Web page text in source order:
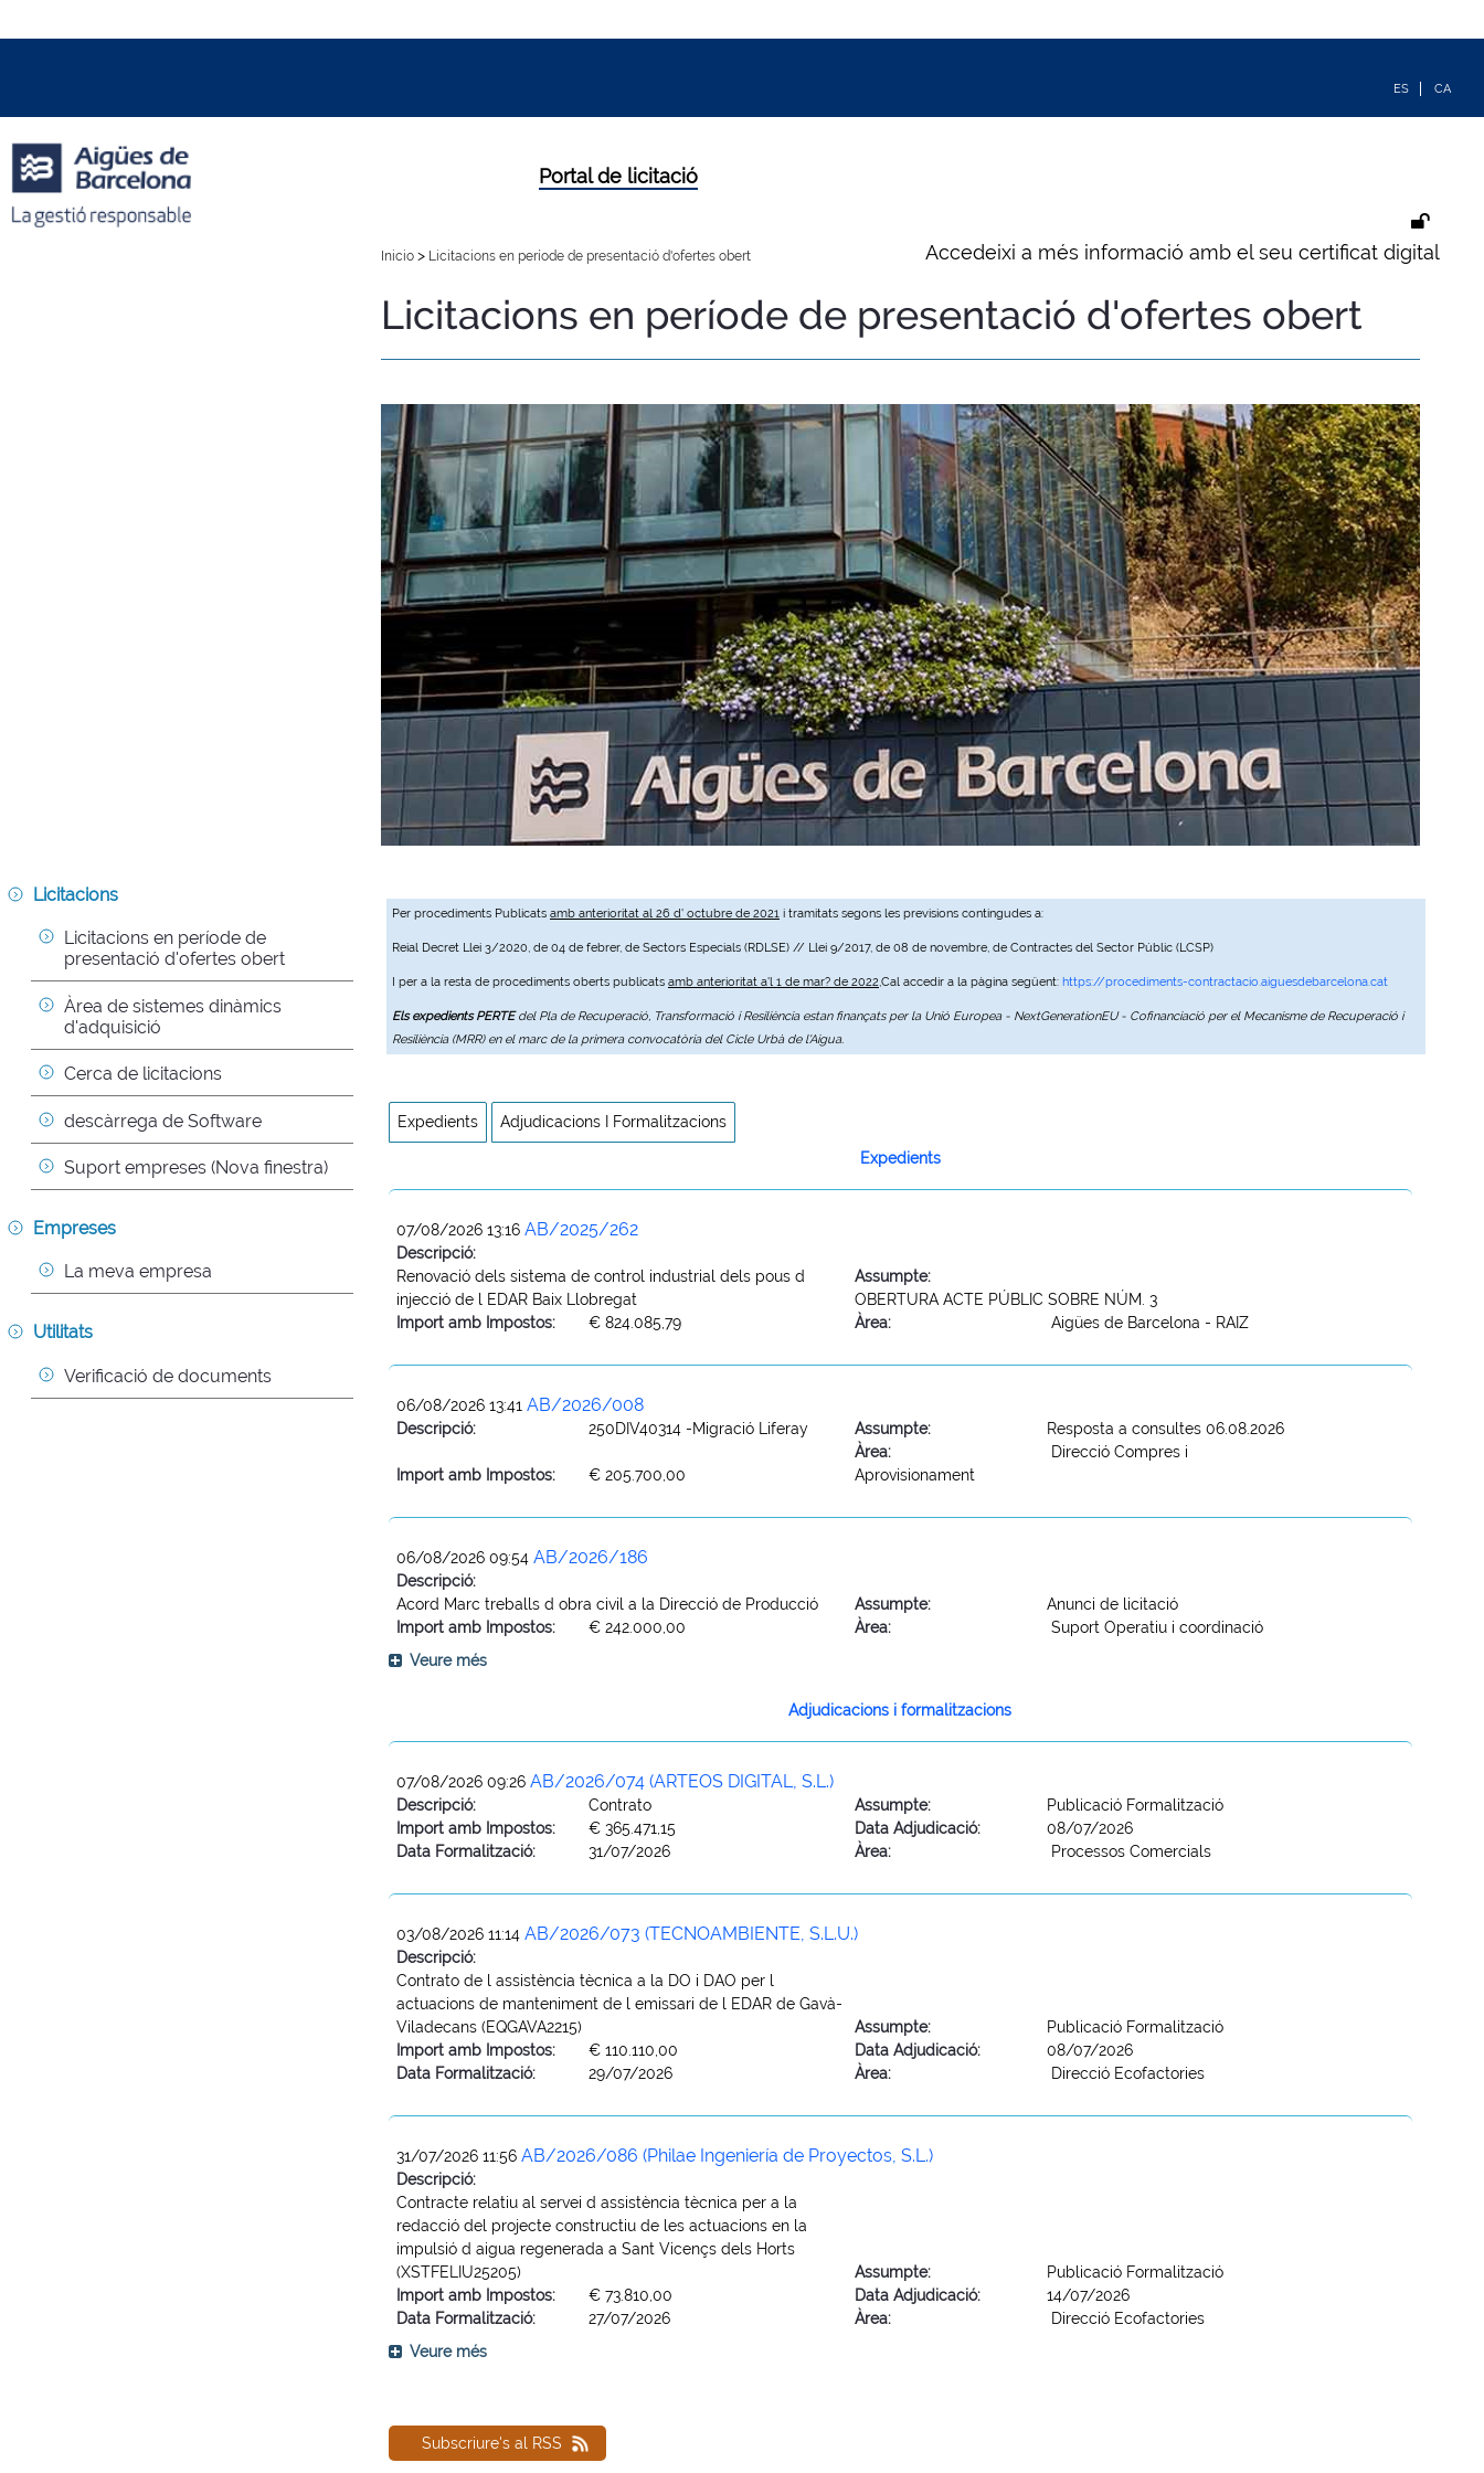
Per procediments Publicats amb anterioritat al 26 d' octubre de 2021 i tramitats segons les previsions contingudes a:
Reial Decret Llei 3/2020, de 04 de febrer, de Sectors Especials (RDLSE) // Llei 9/2017, de 08 de novembre, de Contractes del Sector Públic (LCSP)
I per a la resta de procediments oberts publicats amb anterioritat a'l 1 de mar? de 2022,Cal accedir a la pàgina següent: https://procediments-contractacio.aiguesdebarcelona.cat
Els expedients PERTEdel Pla de Recuperació, Transformació i Resiliència estan finançats per la Unió Europea - NextGenerationEU - Cofinanciació per el Mecanisme de Recuperació i
Resiliència (MRR) en el marc de la primera convocatòria del Cicle Urbà de l'Aigua.
Portal de licitació
Accedeixi a més informació amb el seu certificat digital
Licitacions
Licitacions en període de
presentació d'ofertes obert
Àrea de sistemes dinàmics
d'adquisició
Cerca de licitacions
descàrrega de Software
Suport empreses (Nova finestra)
Empreses
La meva empresa
Utilitats
Verificació de documents
Inicio > Licitacions en període de presentació d'ofertes obert
Licitacions en període de presentació d'ofertes obert
Expedients Adjudicacions I Formalitzacions
Expedients
07/08/2026 13:16 AB/2025/262
Descripció:
Renovació dels sistema de control industrial dels pous d
injecció de l EDAR Baix Llobregat
Assumpte:
OBERTURA ACTE PÚBLIC SOBRE NÚM. 3
Import amb Impostos:
€ 824.085,79 Àrea: Aigües de Barcelona - RAIZ
06/08/2026 13:41 AB/2026/008
Descripció: 250DIV40314 -Migració Liferay Assumpte: Resposta a consultes 06.08.2026
Import amb Impostos: € 205.700,00
Àrea:
Direcció Compres i
Aprovisionament
06/08/2026 09:54 AB/2026/186
Descripció:
Acord Marc treballs d obra civil a la Direcció de Producció
Assumpte:
Anunci de licitació
Import amb Impostos:
€ 242.000,00 Àrea:
Suport Operatiu i coordinació
Veure més
Adjudicacions i formalitzacions
07/08/2026 09:26 AB/2026/074 (ARTEOS DIGITAL, S.L.)
Descripció: Contrato Assumpte:
Publicació Formalització
Import amb Impostos:
€ 365.471,15 Data Adjudicació:
08/07/2026
Data Formalització:
31/07/2026 Àrea: Processos Comercials
03/08/2026 11:14 AB/2026/073 (TECNOAMBIENTE, S.L.U.)
Descripció:
Contrato de l assistència tècnica a la DO i DAO per l
actuacions de manteniment de l emissari de l EDAR de Gavà-
Viladecans (EQGAVA2215)
Assumpte:
Publicació Formalització
Import amb Impostos:
€ 110.110,00 Data Adjudicació:
08/07/2026
Data Formalització:
29/07/2026 Àrea: Direcció Ecofactories
31/07/2026 11:56 AB/2026/086 (Philae Ingeniería de Proyectos, S.L.)
Descripció:
Contracte relatiu al servei d assistència tècnica per a la
redacció del projecte constructiu de les actuacions en la
impulsió d aigua regenerada a Sant Vicençs dels Horts
(XSTFELIU25205)
Assumpte:
Publicació Formalització
Import amb Impostos:
€ 73.810,00 Data Adjudicació:
14/07/2026
Data Formalització:
27/07/2026 Àrea:
Direcció Ecofactories
Veure més
Subscriure's al RSS